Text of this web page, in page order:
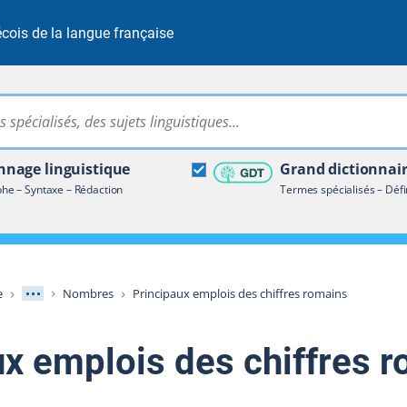
de la langue française
Rechercher dans tout le site
linguistique
– Syntaxe – Rédaction
Grand
Termes spécialisés –
terminologique
Afficher les niveaux intermédiaires
Nombres Principaux emplois des chiffres romains
emplois des chiffres